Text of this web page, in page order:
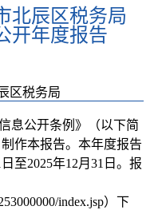
北辰区税务局
开年度报告
区税务局
公开条例》（以下简
作本报告。本年度报告
至2025年12月31日。报
index.jsp）下